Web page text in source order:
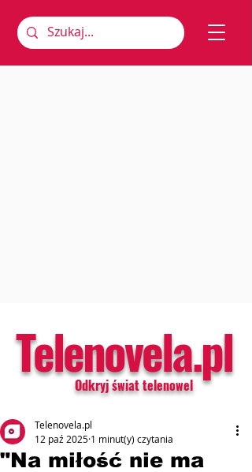
Telenovela.pl
Odkryj świat telenowel
"Na miłość nie ma
Telenovela.pl
12 paź 2025 1 minut(y) czytania